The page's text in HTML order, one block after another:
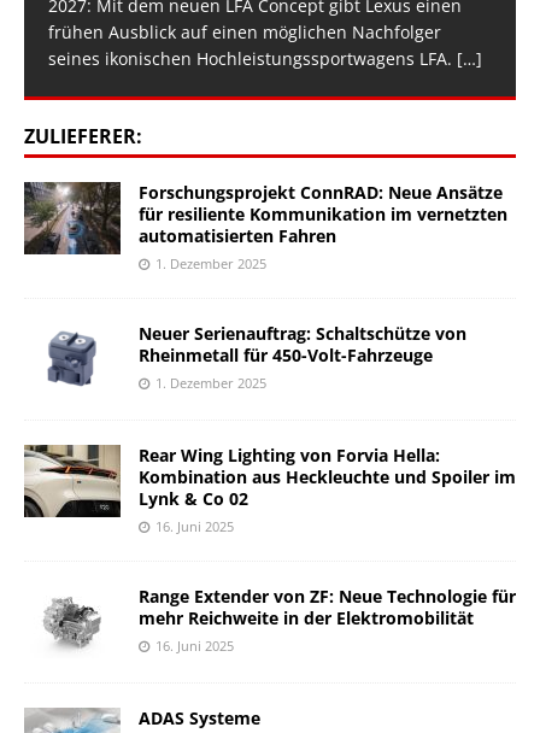
2027: Mit dem neuen LFA Concept gibt Lexus einen
frühen Ausblick auf einen möglichen Nachfolger
seines ikonischen Hochleistungssportwagens LFA. […]
ZULIEFERER:
Forschungsprojekt ConnRAD: Neue Ansätze
für resiliente Kommunikation im vernetzten
automatisierten Fahren
1. Dezember 2025
Neuer Serienauftrag: Schaltschütze von
Rheinmetall für 450-Volt-Fahrzeuge
1. Dezember 2025
Rear Wing Lighting von Forvia Hella:
Kombination aus Heckleuchte und Spoiler im
Lynk & Co 02
16. Juni 2025
Range Extender von ZF: Neue Technologie für
mehr Reichweite in der Elektromobilität
16. Juni 2025
ADAS Systeme